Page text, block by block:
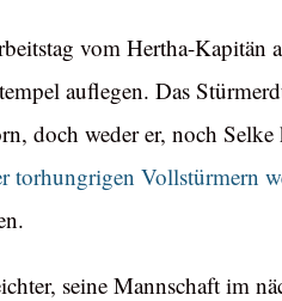
vom Hertha-
auflegen. Das
doch weder er, noch
torhungrigen Vollstürmern
seine Mannschaft im